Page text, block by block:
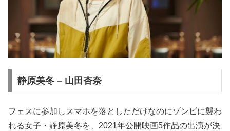
静原美冬 – 山田杏奈
フェスに参加しスマホを落としただけなのにゾンビに襲わ
れる女子・静原美冬を、2021年公開映画5作品の出演が決